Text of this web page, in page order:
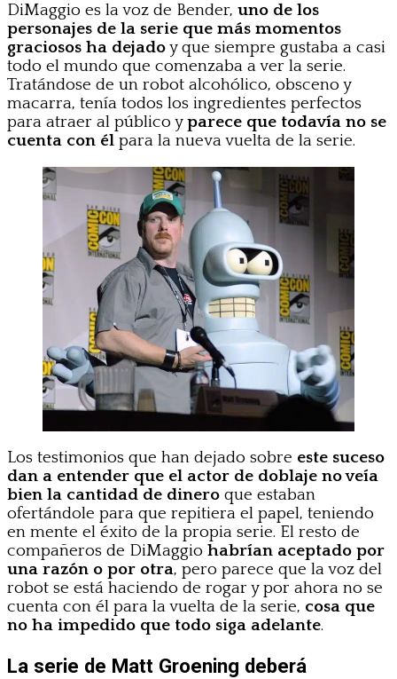
DiMaggio es la voz de Bender, uno de los
personajes de la serie que más momentos
graciosos ha dejadoy que siempre gustaba a casi
todo el mundo que comenzaba a ver la serie.
Tratándose de un robot alcohólico, obsceno y
macarra, tenía todos los ingredientes perfectos
para atraer al público yparece que todavía no se
cuenta con él para la nueva vuelta de la serie.
Los testimonios que han dejado sobre este suceso
dan a entender que el actor de doblaje no veía
bien la cantidad de dinero que estaban
ofertándole para que repitiera el papel, teniendo
en mente el éxito de la propia serie. El resto de
compañeros de DiMaggio habrían aceptado por
una razón o por otra, pero parece que la voz del
robot se está haciendo de rogar y por ahora no se
cuenta con él para la vuelta de la serie, cosa que
no ha impedido que todo siga adelante.
La serie de Matt Groening deberá